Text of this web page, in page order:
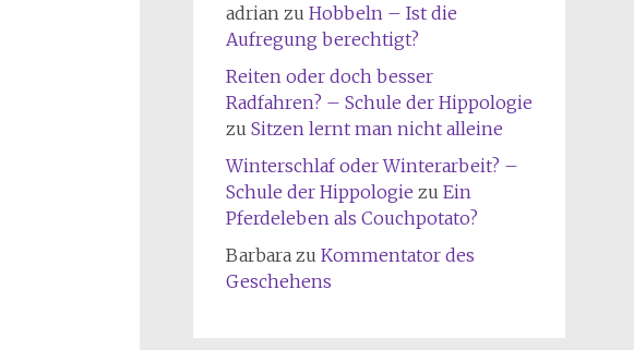
adrian zu Hobbeln – Ist die
Aufregung berechtigt?
Reiten oder doch besser
Radfahren? – Schule der Hippologie
zu Sitzen lernt man nicht alleine
Winterschlaf oder Winterarbeit? –
Schule der Hippologie zu Ein
Pferdeleben als Couchpotato?
Barbarazu Kommentator des
Geschehens